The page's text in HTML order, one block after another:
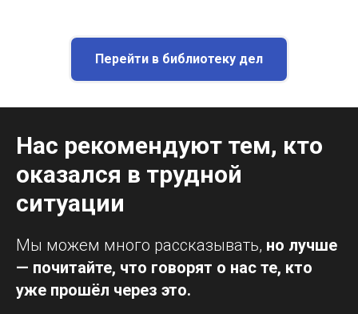
Перейти в библиотеку дел
Нас рекомендуют тем, кто
оказался в трудной
ситуации
Мы можем много рассказывать, но лучше
— почитайте, что говорят о нас те, кто
уже прошёл через это.